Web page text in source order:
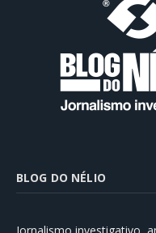
BLOG DO NÉLIO